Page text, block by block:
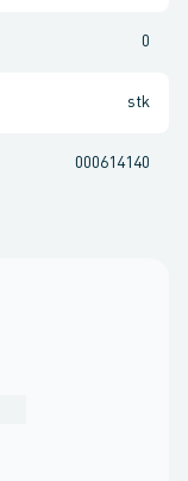
0
stk
000614140